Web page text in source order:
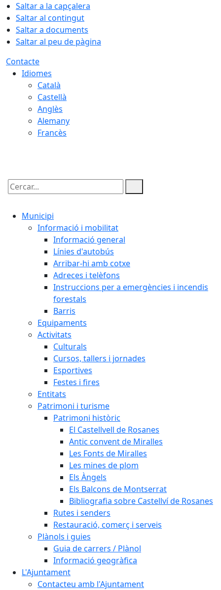
Saltar a la capçalera
Saltar al contingut
Saltar a documents
Saltar al peu de pàgina
Contacte
Idiomes
Català
Castellà
Anglès
Alemany
Francès
Cercar:
Municipi
Informació i mobilitat
Informació general
Línies d'autobús
Arribar-hi amb cotxe
Adreces i telèfons
Instruccions per a emergències i incendis
forestals
Barris
Equipaments
Activitats
Culturals
Cursos, tallers i jornades
Esportives
Festes i fires
Entitats
Patrimoni i turisme
Patrimoni històric
El Castellvell de Rosanes
Antic convent de Miralles
Les Fonts de Miralles
Les mines de plom
Els Àngels
Els Balcons de Montserrat
Bibliografia sobre Castellví de Rosanes
Rutes i senders
Restauració, comerç i serveis
Plànols i guies
Guia de carrers / Plànol
Informació geogràfica
L'Ajuntament
Contacteu amb l'Ajuntament